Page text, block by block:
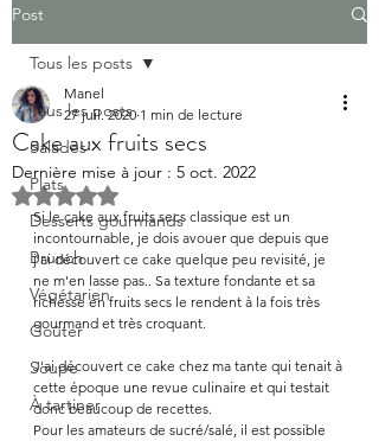
Post
Tous les posts
Salades
Plats
Desserts gourmands
Brunch
Végétarien
Goûter
Soupe
À tartiner
Tous les posts
Cake aux fruits secs
Manel
27 juil. 2020 1 min de lecture
Dernière mise à jour : 5 oct. 2022
Noté NaN étoiles sur 5.
Si le cake aux fruits secs classique est un
incontournable, je dois avouer que depuis que
j'ai découvert ce cake quelque peu revisité, je
ne m'en lasse pas.. Sa texture fondante et sa
richesse en fruits secs le rendent à la fois très
gourmand et très croquant.
J'ai découvert ce cake chez ma tante qui tenait à
cette époque une revue culinaire et qui testait
donc beaucoup de recettes.
Pour les amateurs de sucré/salé, il est possible